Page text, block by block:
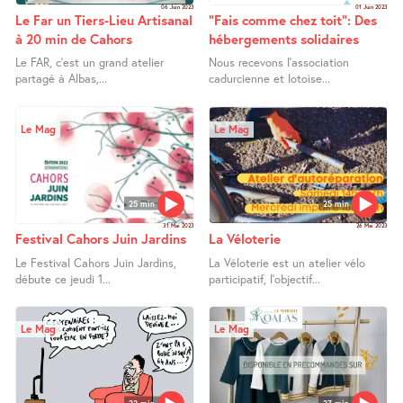
06 Juin 2023
Le Far un Tiers-Lieu Artisanal
à 20 min de Cahors
Le FAR, c’est un grand atelier
partagé à Albas,...
01 Juin 2023
"Fais comme chez toit": Des
hébergements solidaires
Nous recevons l’association
cadurcienne et lotoise...
25 min
Le Mag
31 Mai 2023
Festival Cahors Juin Jardins
Le Festival Cahors Juin Jardins,
débute ce jeudi 1...
25 min
Le Mag
26 Mai 2023
La Véloterie
La Véloterie est un atelier vélo
participatif, l’objectif...
Le Mag Le Mag